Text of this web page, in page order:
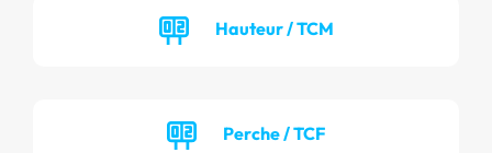
Hauteur / TCM
Perche / TCF